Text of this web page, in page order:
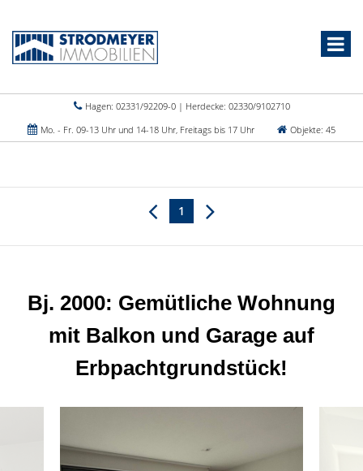
Hagen: 02331/92209-0 | Herdecke: 02330/9102710
Mo. - Fr. 09-13 Uhr und 14-18 Uhr, Freitags bis 17 Uhr
Objekte: 45
1
Bj. 2000: Gemütliche Wohnung
mit Balkon und Garage auf
Erbpachtgrundstück!